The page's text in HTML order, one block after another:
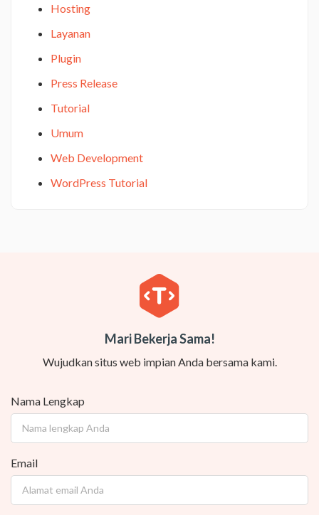
Hosting
Layanan
Plugin
Press Release
Tutorial
Umum
Web Development
WordPress Tutorial
Mari Bekerja Sama!
Wujudkan situs web impian Anda bersama kami.
Nama Lengkap
Email